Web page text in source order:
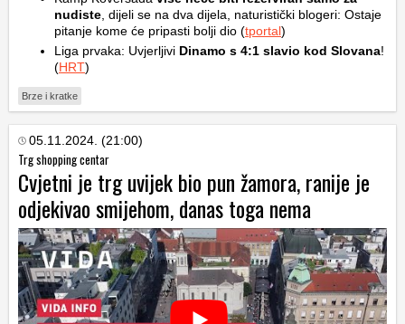
nudiste , dijeli se na dva dijela, naturistički blogeri: Ostaje
pitanje kome će pripasti bolji dio (tportal)
Liga prvaka: Uvjerljivi Dinamo s 4:1 slavio kod Slovana!
(HRT)
Brze i kratke
05.11.2024. (21:00)
Trg shopping centar
Cvjetni je trg uvijek bio pun žamora, ranije je
odjekivao smijehom, danas toga nema